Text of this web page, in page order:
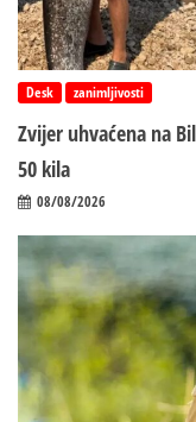
Desk zanimljivosti
Zvijer uhvaćena na
50 kila
08/08/2026